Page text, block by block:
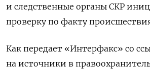
и следственные органы СКР
проверку по факту
Как передает «Интерфакс» со
на источники в